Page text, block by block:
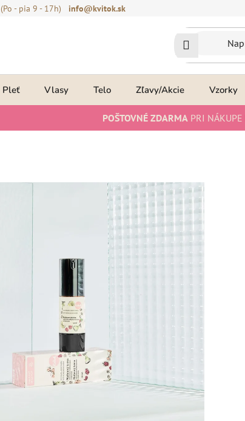
(Po - pia 9 - 17h) info@kvitok.sk
Pleť Vlasy Telo Zľavy/Akcie Vzorky
POŠTOVNÉ ZDARMA PRI NÁKUPE